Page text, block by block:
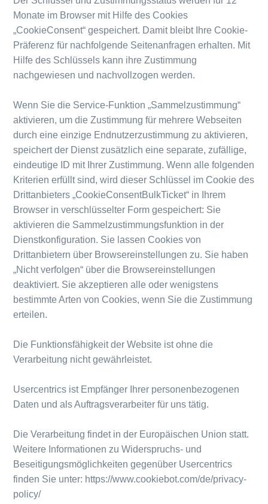
Monate im Browser mit Hilfe des Cookies
„CookieConsent“ gespeichert. Damit bleibt Ihre Cookie-
Präferenz für nachfolgende Seitenanfragen erhalten. Mit
Hilfe des Schlüssels kann ihre Zustimmung
nachgewiesen und nachvollzogen werden.
Wenn Sie die Service-Funktion „Sammelzustimmung“
aktivieren, um die Zustimmung für mehrere Webseiten
durch eine einzige Endnutzerzustimmung zu aktivieren,
speichert der Dienst zusätzlich eine separate, zufällige,
eindeutige ID mit Ihrer Zustimmung. Wenn alle folgenden
Kriterien erfüllt sind, wird dieser Schlüssel im Cookie des
Drittanbieters „CookieConsentBulkTicket“ in Ihrem
Browser in verschlüsselter Form gespeichert: Sie
aktivieren die Sammelzustimmungsfunktion in der
Dienstkonfiguration. Sie lassen Cookies von
Drittanbietern über Browsereinstellungen zu. Sie haben
„Nicht verfolgen“ über die Browsereinstellungen
deaktiviert. Sie akzeptieren alle oder wenigstens
bestimmte Arten von Cookies, wenn Sie die Zustimmung
erteilen.
Die Funktionsfähigkeit der Website ist ohne die
Verarbeitung nicht gewährleistet.
Usercentrics ist Empfänger Ihrer personenbezogenen
Daten und als Auftragsverarbeiter für uns tätig.
Die Verarbeitung findet in der Europäischen Union statt.
Weitere Informationen zu Widerspruchs- und
Beseitigungsmöglichkeiten gegenüber Usercentrics
finden Sie unter: https://www.cookiebot.com/de/privacy-
policy/